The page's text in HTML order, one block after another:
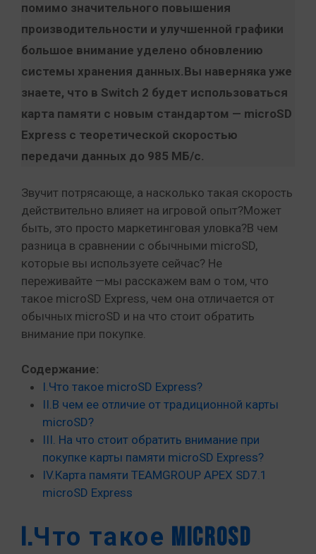
помимо значительного повышения
производительности и улучшенной графики
большое внимание уделено обновлению
системы хранения данных.Вы наверняка уже
знаете, что в Switch 2 будет использоваться
карта памяти с новым стандартом — microSD
Express с теоретической скоростью
передачи данных до 985 МБ/с.
Звучит потрясающе, а насколько такая скорость
действительно влияет на игровой опыт?Может
быть, это просто маркетинговая уловка?В чем
разница в сравнении с обычными microSD,
которые вы используете сейчас? Не
переживайте —мы расскажем вам о том, что
такое microSD Express, чем она отличается от
обычных microSD и на что стоит обратить
внимание при покупке.
Содержание:
I.Что такое microSD Express?
II.В чем ее отличие от традиционной карты
microSD?
III. На что стоит обратить внимание при
покупке карты памяти microSD Express?
IV.Карта памяти TEAMGROUP APEX SD7.1
microSD Express
I.Что такое microSD